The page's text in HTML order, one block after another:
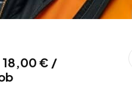
€ /